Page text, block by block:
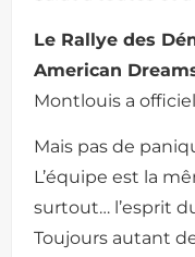
Le Rallye des
American
Montlouis a
Mais pas de
L’équipe est la
surtout… l’esprit
Toujours autant